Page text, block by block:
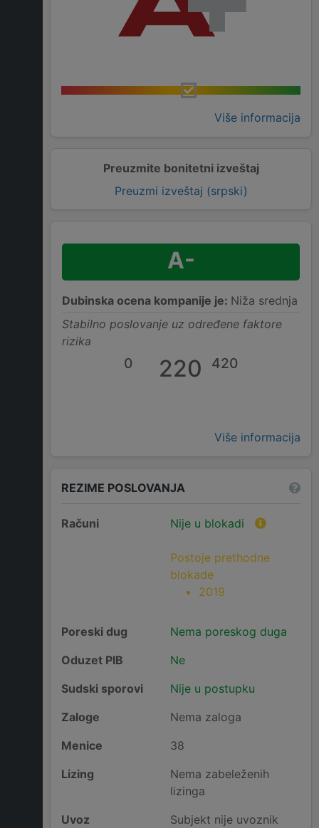
Više informacija
Preuzmite bonitetni izveštaj
Preuzmi izveštaj (srpski)
A-
Dubinska ocena kompanije je: Niža srednja
Stabilno poslovanje uz određene faktore
rizika
0 220 420
Više informacija
REZIME POSLOVANJA
Računi Nije u blokadi
Postoje prethodne
blokade
2019
Poreski dug
Nema poreskog duga
Oduzet PIB
Ne
Sudski sporovi
Nije u postupku
Zaloge
Nema zaloga
Menice
38
Lizing
Nema zabeleženih
lizinga
Uvoz
Subjekt nije uvoznik